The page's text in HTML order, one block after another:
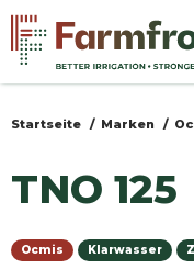
Direkt
zum
Inhalt
Sie
hier
Startseite Marken
TNO 125
Ocmis Klarwasser